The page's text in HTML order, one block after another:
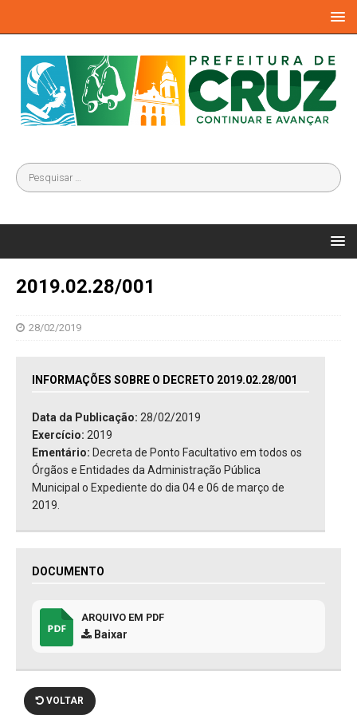
2019.02.28/001
28/02/2019
INFORMAÇÕES SOBRE O DECRETO 2019.02.28/001
Data da Publicação: 28/02/2019
Exercício: 2019
Ementário: Decreta de Ponto Facultativo em todos os
Órgãos e Entidades da Administração Pública
Municipal o Expediente do dia 04 e 06 de março de
2019.
DOCUMENTO
ARQUIVO EM PDF
Baixar
VOLTAR